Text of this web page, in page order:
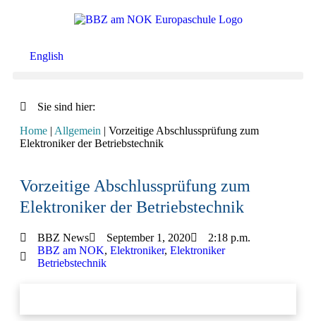
English
Sie sind hier:
Home | Allgemein | Vorzeitige Abschlussprüfung zum
Elektroniker der Betriebstechnik
Vorzeitige Abschlussprüfung zum
Elektroniker der Betriebstechnik
BBZ News September 1, 2020
2:18 p.m.
BBZ am NOK, Elektroniker, Elektroniker
Betriebstechnik